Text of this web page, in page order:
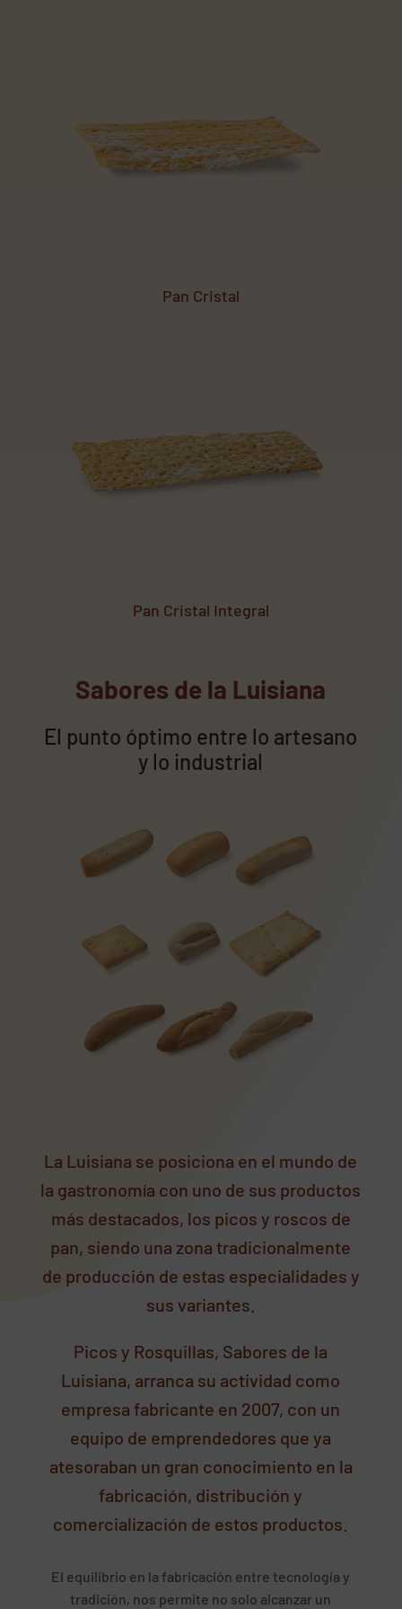
Pan Cristal
Pan Cristal Integral
Sabores de la Luisiana
El punto óptimo entre lo artesano
y lo industrial
La Luisiana se posiciona en el mundo de
la gastronomía con uno de sus productos
más destacados, los picos y roscos de
pan, siendo una zona tradicionalmente
de producción de estas especialidades y
sus variantes.
Picos y Rosquillas, Sabores de la
Luisiana, arranca su actividad como
empresa fabricante en 2007, con un
equipo de emprendedores que ya
atesoraban un gran conocimiento en la
fabricación, distribución y
comercialización de estos productos.
El equilibrio en la fabricación entre tecnología y
tradición, nos permite no solo alcanzar un